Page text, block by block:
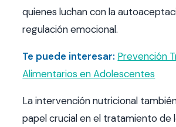
quienes luchan con la
regulación emocional.
Te puede interesar: Prevención
Alimentarios en Adolescentes
La intervención nutricional
papel crucial en el tratamiento de